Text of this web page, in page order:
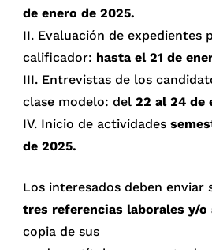
de enero de 2025.
II. Evaluación de expedientes
calificador: hasta el 21 de
III. Entrevistas de los
clase modelo: del22 al 24 de
IV. Inicio de actividades
de 2025.
Los interesados deben enviar
tres referencias laborales y/o
copia de sus